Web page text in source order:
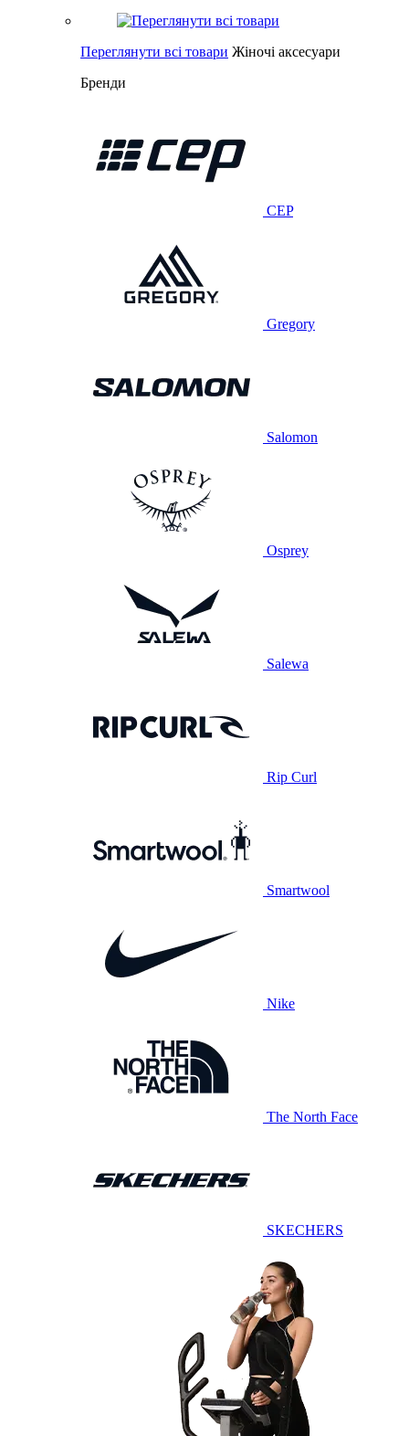
Переглянути всі товари Жіночі аксесуари
Бренди
CEP
Gregory
Salomon
Osprey
Salewa
Rip Curl
Smartwool
Nike
The North Face
SKECHERS